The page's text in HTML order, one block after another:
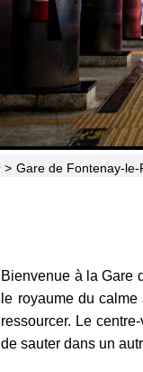
> Gare de Fontenay-le-
Bienvenue à la Gare
le royaume du
ressourcer. Le
de sauter dans un